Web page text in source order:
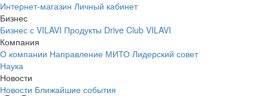
Интернет-магазин Личный кабинет
Бизнес
Бизнес с VILAVI Продукты Drive Club VILAVI
Компания
О компании Направление МИТО Лидерский совет
Наука
Новости
Новости Ближайшие события